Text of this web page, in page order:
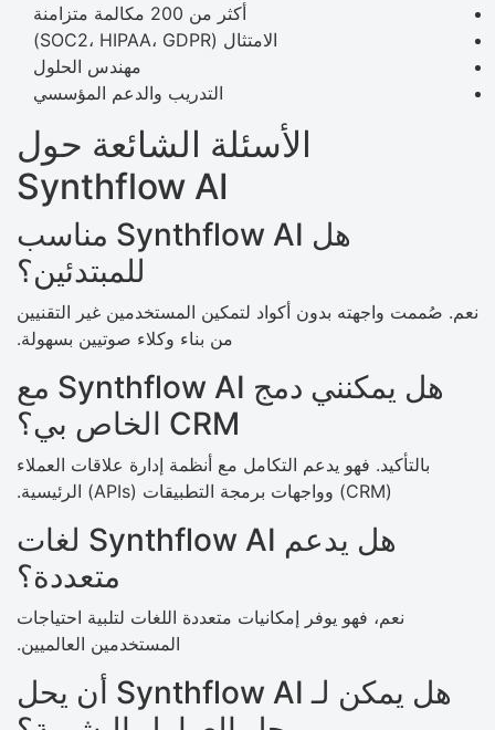
أكثر من 200 مكالمة متزامنة
الامتثال (SOC2، HIPAA، GDPR)
مهندس الحلول
التدريب والدعم المؤسسي
الأسئلة الشائعة حول
Synthflow AI
هل Synthflow AI مناسب
للمبتدئين؟
نعم. صُممت واجهته بدون أكواد لتمكين المستخدمين غير التقنيين
من بناء وكلاء صوتيين بسهولة.
هل يمكنني دمج Synthflow AI مع
CRM الخاص بي؟
بالتأكيد. فهو يدعم التكامل مع أنظمة إدارة علاقات العملاء
(CRM) وواجهات برمجة التطبيقات (APIs) الرئيسية.
هل يدعم Synthflow AI لغات
متعددة؟
نعم، فهو يوفر إمكانيات متعددة اللغات لتلبية احتياجات
المستخدمين العالميين.
هل يمكن لـ Synthflow AI أن يحل